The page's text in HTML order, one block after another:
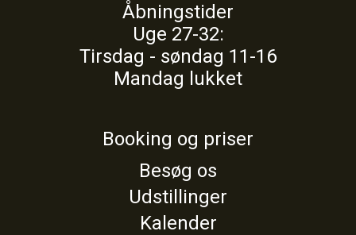
Åbningstider
Uge 27-32:
Tirsdag - søndag 11-16
Mandag lukket
Booking og priser
Besøg os
Udstillinger
Kalender